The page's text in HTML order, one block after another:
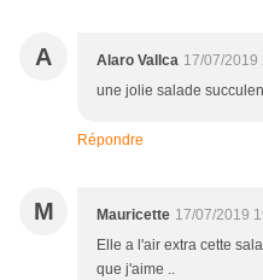
A Alaro Vallca 17/07/2019
une jolie salade
Répondre
M Mauricette 17/07/2019
Elle a l'air extra cette
que j'aime ..